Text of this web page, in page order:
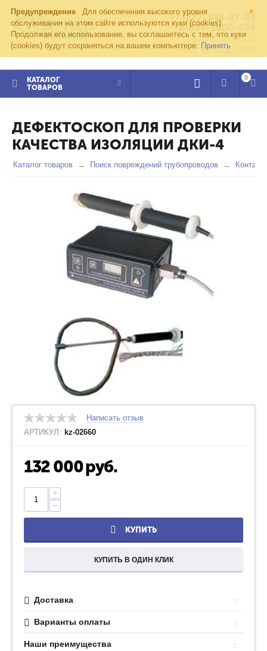
×
Предупреждение
Для обеспечения высокого уровня
обслуживания на этом сайте используются куки (cookies).
Продолжая его использование, вы соглашаетесь с тем, что куки
(cookies) будут сохраняться на вашем компьютере: Принять
+7 (727) 345-47-03
8-800-1000-274
kvazar91@yandex.ru
Пн-пт с 8:00 до 17:00
КАТАЛОГ
ТОВАРОВ
0
ДЕФЕКТОСКОП ДЛЯ ПРОВЕРКИ
КАЧЕСТВА ИЗОЛЯЦИИ ДКИ-4
Каталог товаров Поиск повреждений трубопроводов
Написать отзыв
АРТИКУЛ: kz-02660
132 000руб.
+
−
КУПИТЬ
КУПИТЬ В ОДИН КЛИК
Доставка
Варианты оплаты
Наши преимущества